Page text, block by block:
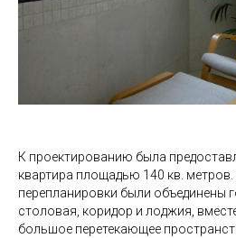
К проектированию была
квартира площадью 140 кв. метров.
перепланировки были объединены
столовая, коридор и лоджия,
большое перетекающее